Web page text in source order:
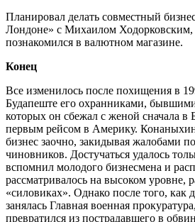
Планировал делать совместный
Лондоне» с Михаилом Ходорковским,
познакомился в валютном магазине.
Конец
Все изменилось после похищения в
Будапеште его охранниками,
которых он сбежал с женой сначала в
первым рейсом в Америку. Конаныхин
бизнес заочно, закидывая жалобами
чиновников. Достучаться удалось
вспомнил молодого бизнесмена и
рассматривалось на высоком уровне,
«силовиках». Однако после того, как
занялась Главная военная
превратился из пострадавшего в